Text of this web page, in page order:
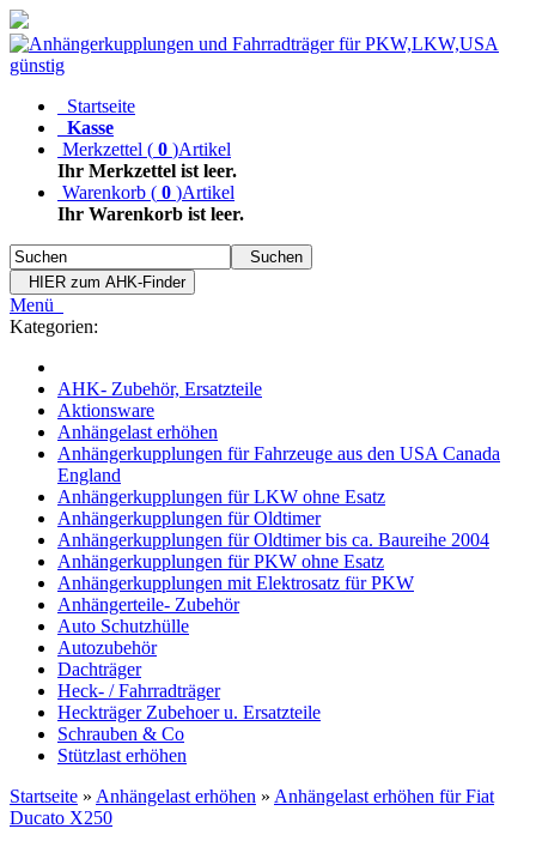
Startseite
Kasse
Merkzettel ( 0 )Artikel
Ihr Merkzettel ist leer.
Warenkorb ( 0 )Artikel
Ihr Warenkorb ist leer.
Suchen
HIER zum AHK-Finder
Menü
Kategorien:
AHK- Zubehör, Ersatzteile
Aktionsware
Anhängelast erhöhen
Anhängerkupplungen für Fahrzeuge aus den USA Canada
England
Anhängerkupplungen für LKW ohne Esatz
Anhängerkupplungen für Oldtimer
Anhängerkupplungen für Oldtimer bis ca. Baureihe 2004
Anhängerkupplungen für PKW ohne Esatz
Anhängerkupplungen mit Elektrosatz für PKW
Anhängerteile- Zubehör
Auto Schutzhülle
Autozubehör
Dachträger
Heck- / Fahrradträger
Heckträger Zubehoer u. Ersatzteile
Schrauben & Co
Stützlast erhöhen
Startseite » Anhängelast erhöhen » Anhängelast erhöhen für Fiat
Ducato X250